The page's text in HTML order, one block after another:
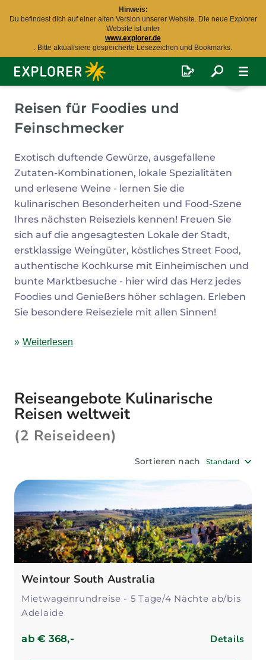
Hinweis:
Du befindest dich auf einer alten Version unserer Website. Die neue Explorer
Website ist unter
www.explorer.de
. Bitte aktualisiere gespeicherte Lesezeichen und Bookmarks.
Explorer
Fernreisen
Reisen für Foodies und
Feinschmecker
Exotisch duftende Gewürze, ausgefallene
Zutaten-Kombinationen, lokale Spezialitäten
und erlesene Weine - lernen Sie die
kulinarischen Besonderheiten und Food-Szene
Ihres nächsten Reiseziels kennen! Freuen Sie
sich auf die angesagtesten Lokale der Stadt,
erstklassige Weingüter, köstliches Street Food,
authentische Kochkurse mit Einheimischen und
bunte Marktbesuche - hier wird das Herz jedes
Foodies und Genießers höher schlagen. Erleben
Sie besondere Reiseziele mit allen Sinnen!
Weiterlesen
Reiseangebote Kulinarische
Reisen weltweit
(2 Reiseideen)
Sortieren nach Standard
Weintour South Australia
Mietwagenrundreise - 5 Tage/4 Nächte ab/bis
Adelaide
ab€ 368,- Details